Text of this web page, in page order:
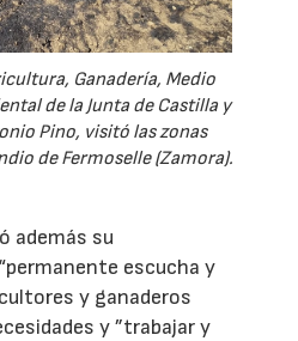
Ganadería, Medio
de la Junta de Castilla y
Pino, visitó las zonas
de Fermoselle (Zamora).
además su
escucha y
y ganaderos
y ”trabajar y